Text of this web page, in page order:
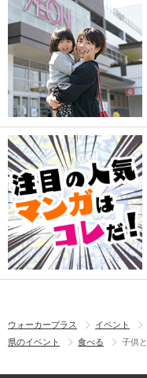
ウォーカープラス イベント
県のイベント
食べる 子供と